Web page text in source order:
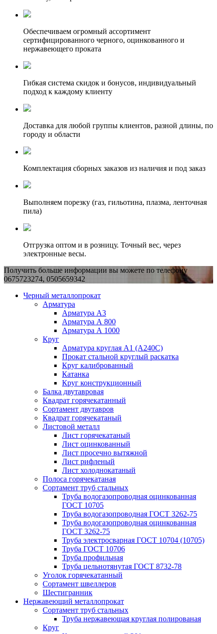
Обеспечиваем огромный ассортимент
сертифицированного черного, оцинкованного и
нержавеющего проката
Гибкая система скидок и бонусов, индивидуальный
подход к каждому клиенту
Доставка для любой группы клиентов, разной длины, по
городу и области
Комплектация сборных заказов из наличия и под заказ
Выполняем порезку (газ, гильотина, плазма, ленточная
пила)
Отгрузка оптом и в розницу. Точный вес, через
электронные весы.
Получить больше информации вы можете по телефону
0675723274, 0505659342
Черный металлопрокат
Арматура
Арматура А3
Арматура А 800
Арматура А 1000
Круг
Арматура круглая А1 (А240C)
Прокат стальной круглый раскатка
Круг калиброванный
Катанка
Круг конструкционный
Балка двутавровая
Квадрат горячекатанный
Сортамент двутавров
Квадрат горячекатаный
Листовой металл
Лист горячекатаный
Лист оцинкованный
Лист просечно вытяжной
Лист рифленый
Лист холоднокатаный
Полоса горячекатаная
Сортамент труб стальных
Труба водогазопроводная оцинкованная
ГОСТ 10705
Труба водогазопроводная ГОСТ 3262-75
Труба водогазопроводная оцинкованная
ГОСТ 3262-75
Труба электросварная ГОСТ 10704 (10705)
Труба ГОСТ 10706
Труба профильная
Труба цельнотянутая ГОСТ 8732-78
Уголок горячекатанный
Сортамент швеллеров
Шестигранник
Нержавеющий металлопрокат
Сортамент труб стальных
Труба нержавеющая круглая полированая
Круг